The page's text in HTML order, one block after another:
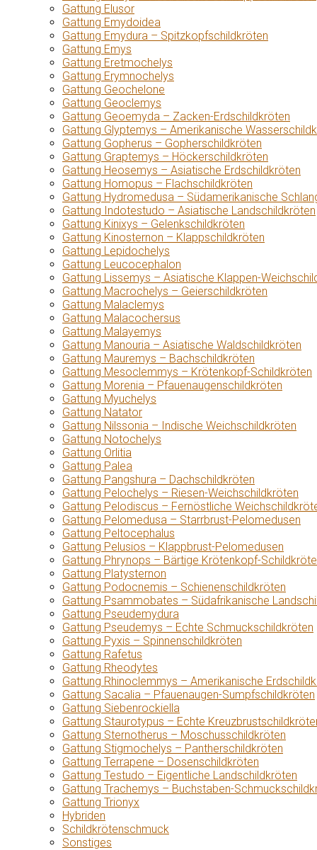
Gattung Elusor
Gattung Emydoidea
Gattung Emydura – Spitzkopfschildkröten
Gattung Emys
Gattung Eretmochelys
Gattung Erymnochelys
Gattung Geochelone
Gattung Geoclemys
Gattung Geoemyda – Zacken-Erdschildkröten
Gattung Glyptemys – Amerikanische
Gattung Gopherus – Gopherschildkröten
Gattung Graptemys – Höckerschildkröten
Gattung Heosemys – Asiatische Erdschildkröten
Gattung Homopus – Flachschildkröten
Gattung Hydromedusa – Südamerikanische
Gattung Indotestudo – Asiatische Landschildkröten
Gattung Kinixys – Gelenkschildkröten
Gattung Kinosternon – Klappschildkröten
Gattung Lepidochelys
Gattung Leucocephalon
Gattung Lissemys – Asiatische Klappen-
Gattung Macrochelys – Geierschildkröten
Gattung Malaclemys
Gattung Malacochersus
Gattung Malayemys
Gattung Manouria – Asiatische Waldschildkröten
Gattung Mauremys – Bachschildkröten
Gattung Mesoclemmys – Krötenkopf-Schildkröten
Gattung Morenia – Pfauenaugenschildkröten
Gattung Myuchelys
Gattung Natator
Gattung Nilssonia – Indische Weichschildkröten
Gattung Notochelys
Gattung Orlitia
Gattung Palea
Gattung Pangshura – Dachschildkröten
Gattung Pelochelys – Riesen-Weichschildkröten
Gattung Pelodiscus – Fernöstliche
Gattung Pelomedusa – Starrbrust-Pelomedusen
Gattung Peltocephalus
Gattung Pelusios – Klappbrust-Pelomedusen
Gattung Phrynops – Bärtige Krötenkopf-
Gattung Platysternon
Gattung Podocnemis – Schienenschildkröten
Gattung Psammobates – Südafrikanische
Gattung Pseudemydura
Gattung Pseudemys – Echte Schmuckschildkröten
Gattung Pyxis – Spinnenschildkröten
Gattung Rafetus
Gattung Rheodytes
Gattung Rhinoclemmys – Amerikanische
Gattung Sacalia – Pfauenaugen-Sumpfschildkröten
Gattung Siebenrockiella
Gattung Staurotypus – Echte
Gattung Sternotherus – Moschusschildkröten
Gattung Stigmochelys – Pantherschildkröten
Gattung Terrapene – Dosenschildkröten
Gattung Testudo – Eigentliche Landschildkröten
Gattung Trachemys – Buchstaben-
Gattung Trionyx
Hybriden
Schildkrötenschmuck
Sonstiges